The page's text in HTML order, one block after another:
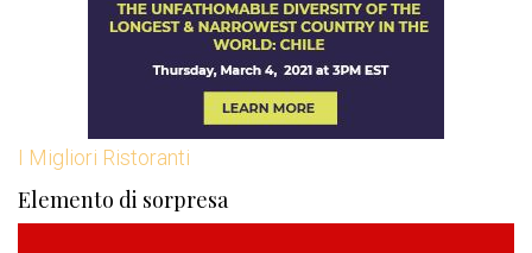
I Migliori Ristoranti
Elemento di sorpresa